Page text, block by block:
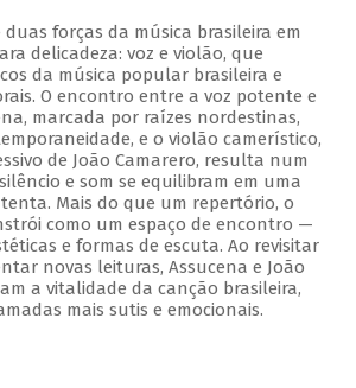
forças da música brasileira em
delicadeza: voz e violão, que
da música popular brasileira e
O encontro entre a voz potente e
marcada por raízes nordestinas,
e o violão camerístico,
de João Camarero, resulta num
e som se equilibram em uma
Mais do que um repertório, o
como um espaço de encontro —
e formas de escuta. Ao revisitar
novas leituras, Assucena e João
a vitalidade da canção brasileira,
mais sutis e emocionais.